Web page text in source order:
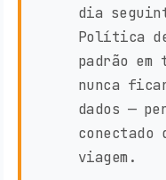
dia
Política
padrão
nunca
dados —
conectado
viagem.